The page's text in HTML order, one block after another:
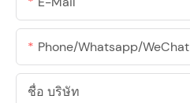
Phone/Whatsapp/WeChat
ชื่อ บริษัท